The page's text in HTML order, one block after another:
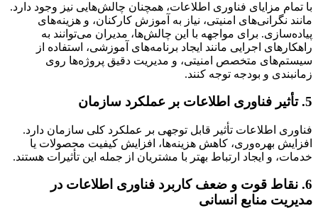
با تمام مزایای فناوری اطلاعات، همچنان چالش‌هایی نیز وجود دارد.
مانند نگرانی‌های امنیتی، نیاز به آموزش کارکنان، و هزینه‌های
پیاده‌سازی. برای مواجهه با این چالش‌ها، مدیران می‌توانند به
راهکارهای اجرایی مانند ایجاد برنامه‌های آموزشی، استفاده از
سیستم‌های متخصص امنیتی، و مدیریت دقیق پروژه‌ها روی
زمانبندی و بودجه توجه کنند.
5. تأثیر فناوری اطلاعات بر عملکرد سازمان
فناوری اطلاعات تأثیر قابل توجهی بر عملکرد کلی سازمان دارد.
افزایش بهره‌وری، کاهش هزینه‌ها، افزایش کیفیت محصولات یا
خدمات، و ایجاد ارتباط بهتر با مشتریان از جمله این تأثیرات هستند.
6. نقاط قوت و ضعف کاربرد فناوری اطلاعات در
مدیریت منابع انسانی